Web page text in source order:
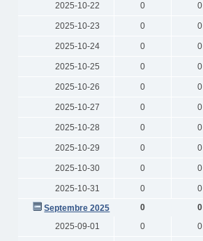
2025-10-22 0 0
2025-10-23 0 0
2025-10-24 0 0
2025-10-25 0 0
2025-10-26 0 0
2025-10-27 0 0
2025-10-28 0 0
2025-10-29 0 0
2025-10-30 0 0
2025-10-31 0 0
Septembre 2025
0 0
2025-09-01
0 0